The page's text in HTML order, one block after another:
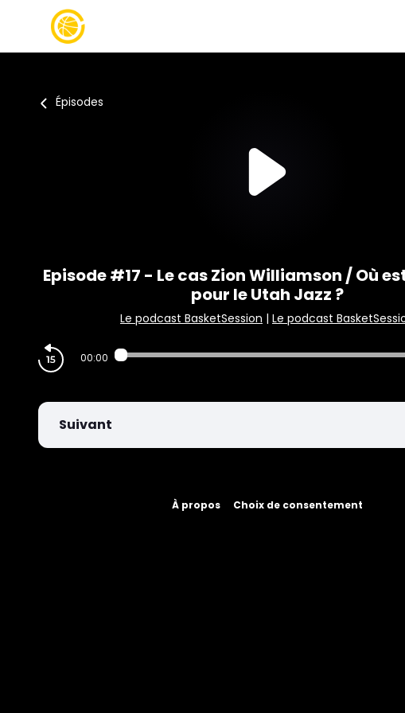
Épisodes
Episode #17 - Le cas Zion Williamson / Où
pour le Utah Jazz ?
Le podcast BasketSession | Le podcast
00:00
Suivant
À propos Choix de consentement